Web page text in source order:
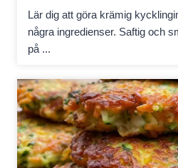
Lär dig att göra krämig
några ingredienser. Saftig och
på ...